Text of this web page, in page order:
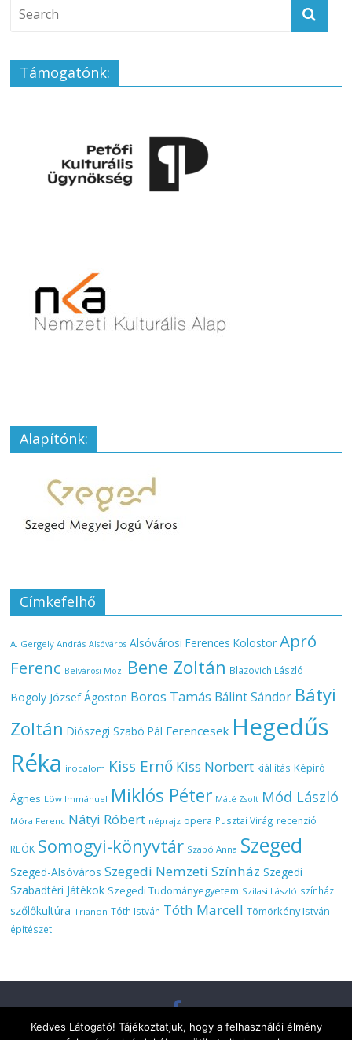
Támogatónk:
Alapítónk:
Címkefelhő
A. Gergely András Alsóváros Alsóvárosi Ferences Kolostor Apró
Ferenc Belvárosi Mozi Bene Zoltán Blazovich László
Bogoly József Ágoston Boros Tamás Bálint Sándor Bátyi
Zoltán Diószegi Szabó Pál Ferencesek Hegedűs
Réka irodalom Kiss Ernő Kiss Norbert kiállítás Képiró
Ágnes Löw Immánuel Miklós Péter Máté Zsolt Mód László
Móra Ferenc Nátyi Róbert néprajz opera Pusztai Virág recenzió
REÖK Somogyi-könyvtár Szabó Anna Szeged
Szeged-Alsóváros Szegedi Nemzeti Színház Szegedi
Szabadtéri Játékok Szegedi Tudományegyetem Szilasi László színház
szőlőkultúra Trianon Tóth István Tóth Marcell Tömörkény István
építészet
Copyright © 2026Szeged várostörténeti és kulturális folyóirat
Kedves Látogató! Tájékoztatjuk, hogy a felhasználói élmény